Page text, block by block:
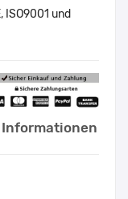
ISO9001 und
Informationen